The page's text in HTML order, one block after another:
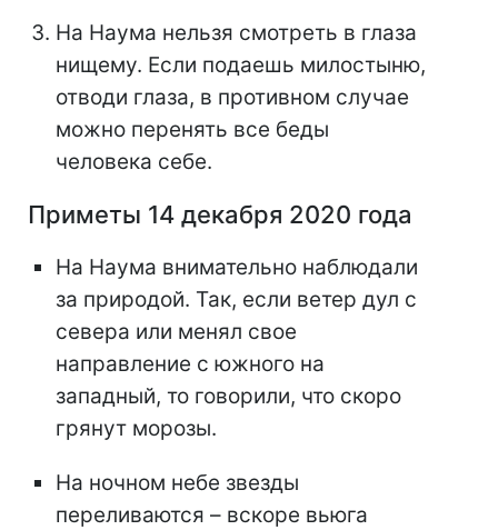
На Наума нельзя смотреть в глаза
нищему. Если подаешь милостыню,
отводи глаза, в противном случае
можно перенять все беды
человека себе.
Приметы 14 декабря 2020 года
На Наума внимательно наблюдали
за природой. Так, если ветер дул с
севера или менял свое
направление с южного на
западный, то говорили, что скоро
грянут морозы.
На ночном небе звезды
переливаются – вскоре вьюга